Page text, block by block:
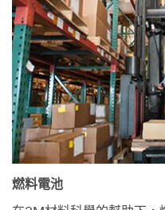
燃料電池